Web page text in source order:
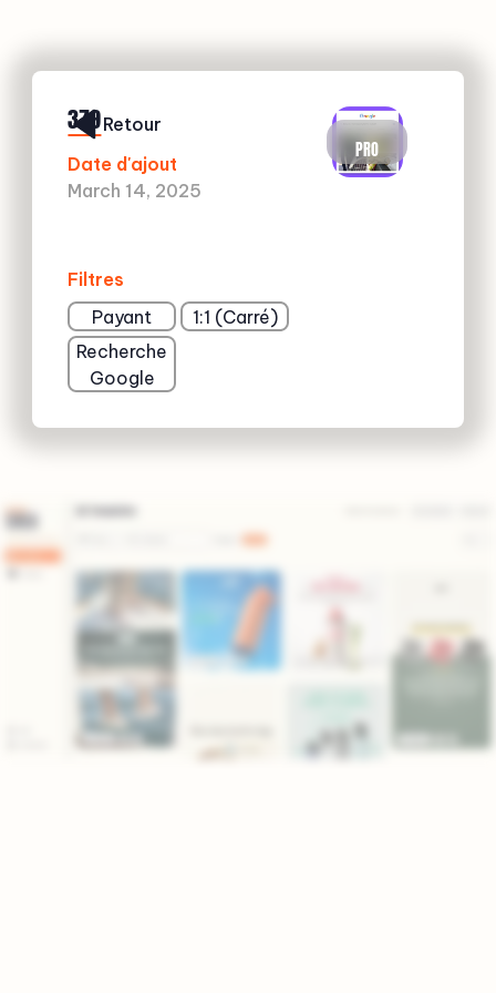
379
Date d'ajout
March 14, 2025
Filtres
Payant
1:1 (Carré)
Recherche
Google
PRO
Retour